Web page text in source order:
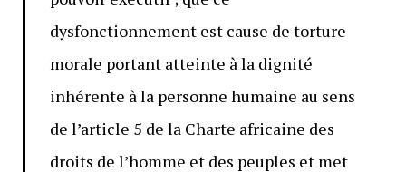
dysfonctionnement est cause de torture
morale portant atteinte à la dignité
inhérente à la personne humaine au sens
de l’article 5 de la Charte africaine des
droits de l’homme et des peuples et met